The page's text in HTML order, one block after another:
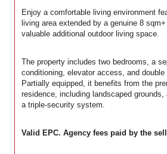
Enjoy a comfortable living environment
living area extended by a genuine 8
valuable additional outdoor living space.
The property includes two bedrooms, a
conditioning, elevator access, and double
Partially equipped, it benefits from the
residence, including landscaped
a triple-security system.
Valid EPC. Agency fees paid by the